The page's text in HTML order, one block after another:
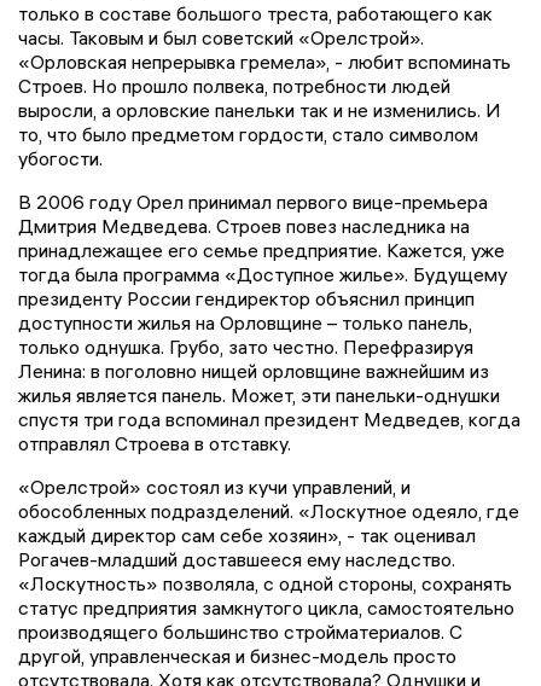
только в составе большого треста, работающего как
часы. Таковым и был советский «Орелстрой».
«Орловская непрерывка гремела», - любит вспоминать
Строев. Но прошло полвека, потребности людей
выросли, а орловские панельки так и не изменились. И
то, что было предметом гордости, стало символом
убогости.
В 2006 году Орел принимал первого вице-премьера
Дмитрия Медведева. Строев повез наследника на
принадлежащее его семье предприятие. Кажется, уже
тогда была программа «Доступное жилье». Будущему
президенту России гендиректор объяснил принцип
доступности жилья на Орловщине – только панель,
только однушка. Грубо, зато честно. Перефразируя
Ленина: в поголовно нищей орловщине важнейшим из
жилья является панель. Может, эти панельки-однушки
спустя три года вспоминал президент Медведев, когда
отправлял Строева в отставку.
«Орелстрой» состоял из кучи управлений, и
обособленных подразделений. «Лоскутное одеяло, где
каждый директор сам себе хозяин», - так оценивал
Рогачев-младший доставшееся ему наследство.
«Лоскутность» позволяла, с одной стороны, сохранять
статус предприятия замкнутого цикла, самостоятельно
производящего большинство стройматериалов. С
другой, управленческая и бизнес-модель просто
отсутствовала. Хотя как отсутствовала? Однушки и